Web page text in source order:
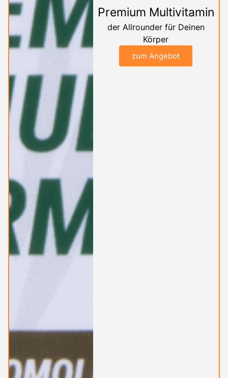
Premium Multivitamin
der Allrounder für Deinen
Körper
zum Angebot